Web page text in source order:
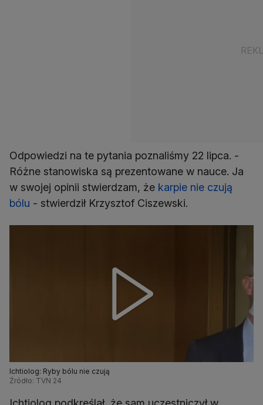
Odpowiedzi na te pytania poznaliśmy 22 lipca. -
Różne stanowiska są prezentowane w nauce. Ja
w swojej opinii stwierdzam, że karpie nie czują
bólu - stwierdził Krzysztof Ciszewski.
Ichtiolog: Ryby bólu nie czują
Źródło: TVN 24